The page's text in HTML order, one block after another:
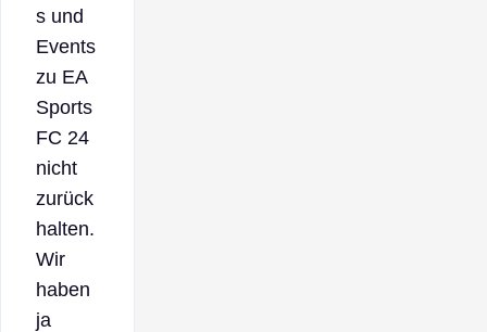
s und
Events
zu EA
Sports
FC 24
nicht
zurück
halten.
Wir
haben
ja